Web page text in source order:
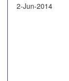
2-Jun-2014